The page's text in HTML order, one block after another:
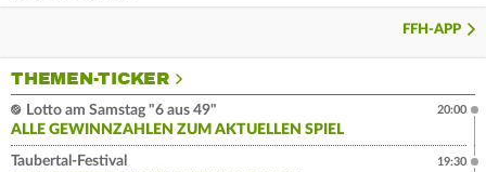
FFH-APP
THEMEN-TICKER
Lotto am Samstag "6 aus 49"
ALLE GEWINNZAHLEN ZUM AKTUELLEN SPIEL
20:00
Taubertal-Festival
19:30